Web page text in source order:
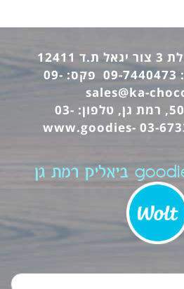
ק.א שוקולד בע"מ, בזלת 3 צור יגאל ת.ד 12411
מיקוד: 44862, טלפון: 09-7440473 פקס: 09-
sales@ka-
חנות היבואן: ביאליק 50, רמת גן, טלפון: 03-
www.goodies-